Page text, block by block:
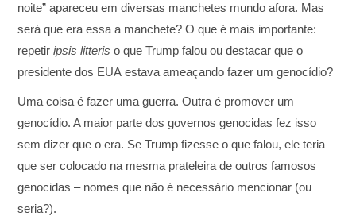
noite” apareceu em diversas manchetes mundo afora. Mas
será que era essa a manchete? O que é mais importante:
repetiripsis litteris o que Trump falou ou destacar que o
presidente dos EUA estava ameaçando fazer um genocídio?
Uma coisa é fazer uma guerra. Outra é promover um
genocídio. A maior parte dos governos genocidas fez isso
sem dizer que o era. Se Trump fizesse o que falou, ele teria
que ser colocado na mesma prateleira de outros famosos
genocidas – nomes que não é necessário mencionar (ou
seria?).